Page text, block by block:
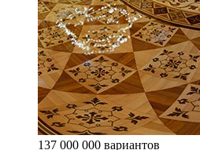
137 000 000 вариантов